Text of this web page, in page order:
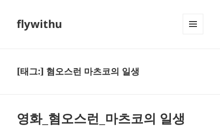
flywithu
[태그:] 혐오스런 마츠코의 일생
영화_혐오스런_마츠코의 일생